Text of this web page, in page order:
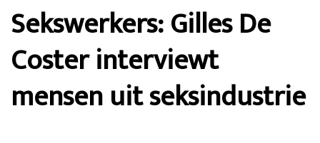
Sekswerkers: Gilles De
Coster interviewt
mensen uit seksindustrie